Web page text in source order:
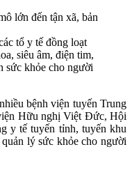
tổ y tế đồng loạt
siêu âm, điện tim,
sức khỏe cho người
bệnh viện tuyến Trung
Hữu nghị Việt Đức, Hội
y tế tuyến tỉnh, tuyến khu
lý sức khỏe cho người